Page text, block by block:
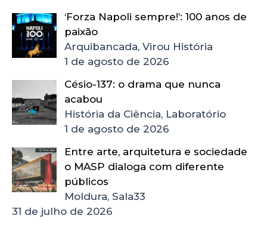
‘Forza Napoli sempre!’: 100 anos de
paixão
Arquibancada, Virou História
1 de agosto de 2026
Césio-137: o drama que nunca
acabou
História da Ciência, Laboratório
1 de agosto de 2026
Entre arte, arquitetura e sociedade
o MASP dialoga com diferente
públicos
Moldura, Sala33
31 de julho de 2026